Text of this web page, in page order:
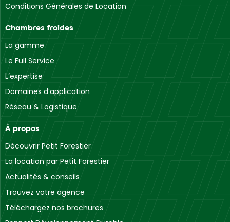
Conditions Générales de Location
Chambres froides
La gamme
Le Full Service
L’expertise
Domaines d’application
Réseau & Logistique
À propos
Découvrir Petit Forestier
La location par Petit Forestier
Actualités & conseils
Trouvez votre agence
Téléchargez nos brochures